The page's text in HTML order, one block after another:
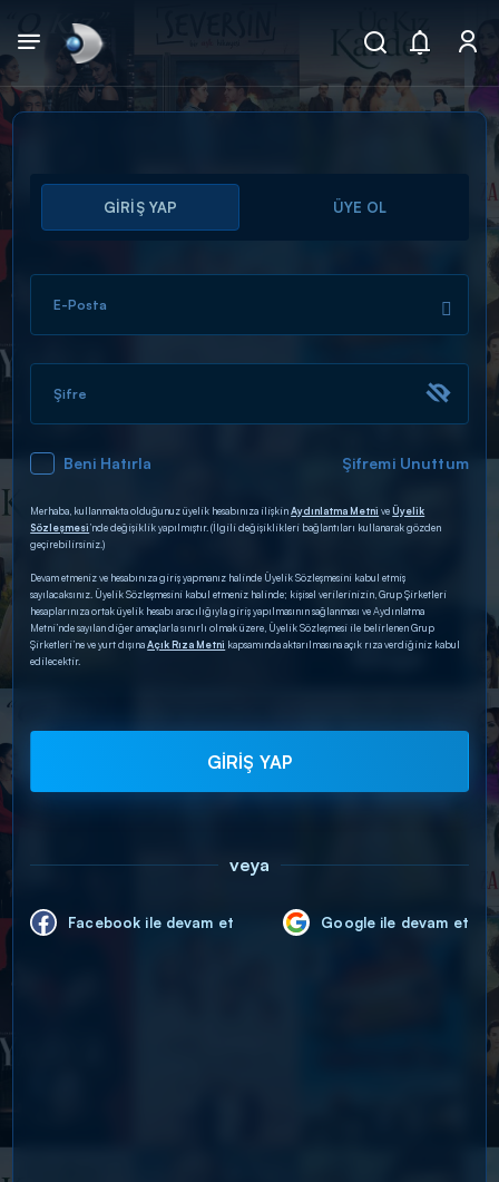
Arama
ARAMA SONUÇLARI
DİĞER SONUÇLAR
GİRİŞ YAP ÜYE OL
E-Posta
Şifre
Beni Hatırla Şifremi Unuttum
Merhaba, kullanmakta olduğunuz üyelik hesabınıza ilişkinAydınlatma Metni veÜyelik
Sözleşmesi’nde değişiklik yapılmıştır. (İlgili değişiklikleri bağlantıları kullanarak gözden
geçirebilirsiniz.)
Devam etmeniz ve hesabınıza giriş yapmanız halinde Üyelik Sözleşmesini kabul etmiş
sayılacaksınız. Üyelik Sözleşmesini kabul etmeniz halinde; kişisel verilerinizin, Grup Şirketleri
hesaplarınıza ortak üyelik hesabı aracılığıyla giriş yapılmasının sağlanması ve Aydınlatma
Metni’nde sayılan diğer amaçlarla sınırlı olmak üzere, Üyelik Sözleşmesi ile belirlenen Grup
Şirketleri’ne ve yurt dışınaAçık Rıza Metni kapsamında aktarılmasına açık rıza verdiğiniz kabul
edilecektir.
GİRİŞ YAP
veya
Facebook ile devam et Google ile devam et